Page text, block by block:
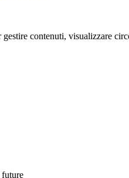
contenuti, visualizzare